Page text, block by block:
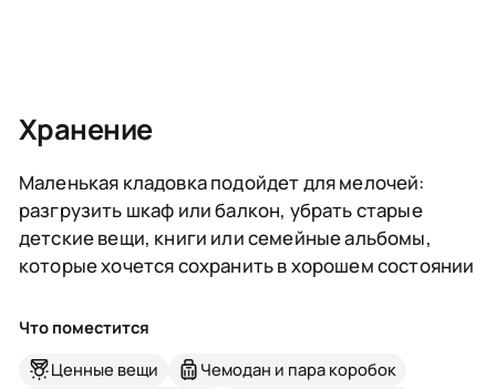
Хранение
Маленькая кладовка подойдет для мелочей:
разгрузить шкаф или балкон, убрать старые
детские вещи, книги или семейные альбомы,
которые хочется сохранить в хорошем состоянии
Что поместится
Ценные вещи
Чемодан и пара коробок